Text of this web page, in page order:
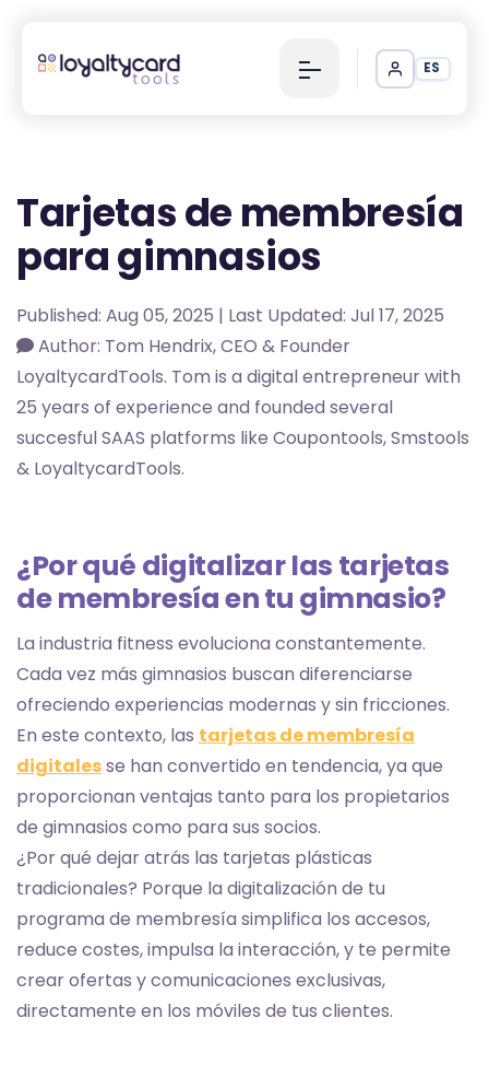
ES
Tarjetas de membresía
para gimnasios
Published: Aug 05, 2025 | Last Updated: Jul 17, 2025
Author: Tom Hendrix, CEO & Founder
LoyaltycardTools. Tom is a digital entrepreneur with
25 years of experience and founded several
succesful SAAS platforms like Coupontools, Smstools
& LoyaltycardTools.
¿Por qué digitalizar las tarjetas
de membresía en tu gimnasio?
La industria fitness evoluciona constantemente.
Cada vez más gimnasios buscan diferenciarse
ofreciendo experiencias modernas y sin fricciones.
En este contexto, las tarjetas de membresía
digitalesse han convertido en tendencia, ya que
proporcionan ventajas tanto para los propietarios
de gimnasios como para sus socios.
¿Por qué dejar atrás las tarjetas plásticas
tradicionales? Porque la digitalización de tu
programa de membresía simplifica los accesos,
reduce costes, impulsa la interacción, y te permite
crear ofertas y comunicaciones exclusivas,
directamente en los móviles de tus clientes.